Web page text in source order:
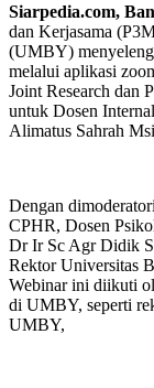
Siarpedia.com,
dan Kerjasama
(UMBY)
melalui aplikasi
Joint Research dan
untuk Dosen
Alimatus Sahrah
Dengan
CPHR, Dosen
Dr Ir Sc Agr Didik
Rektor Universitas
Webinar ini diikuti
di UMBY, seperti
UMBY,